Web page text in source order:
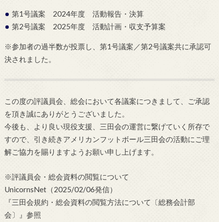
第1号議案 2024年度 活動報告・決算
第2号議案 2025年度 活動計画・収支予算案
※参加者の過半数が投票し、第1号議案／第2号議案共に承認可
決されました。
この度の評議員会、総会において各議案につきまして、ご承認
を頂き誠にありがとうございました。
今後も、より良い現役支援、三田会の運営に繋げていく所存で
すので、引き続きアメリカンフットボール三田会の活動にご理
解ご協力を賜りますようお願い申し上げます。
※評議員会・総会資料の閲覧について
UnicornsNet（2025/02/06発信）
『三田会規約・総会資料の閲覧方法について〔総務会計部
会〕』参照